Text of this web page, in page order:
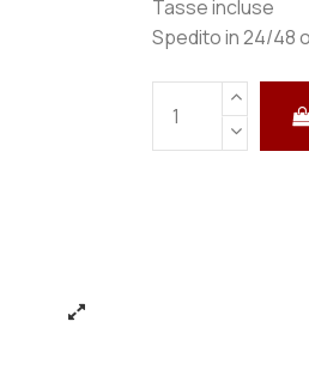
Tasse incluse
Spedito in 24/48